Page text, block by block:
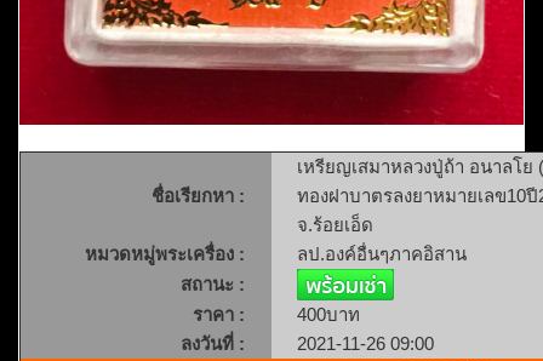
ชื่อเรียกหา :
เหรียญเสมาหลวงปู่ถ้า อนาลโ
ทองฝาบาตรลงยาหมายเลข10
จ.ร้อยเอ็ด
หมวดหมู่พระเครื่อง :
ลป.องค์อื่นๆภาคอิสาน
สถานะ :
ราคา :
400บาท
ลงวันที่ :
2021-11-26 09:00